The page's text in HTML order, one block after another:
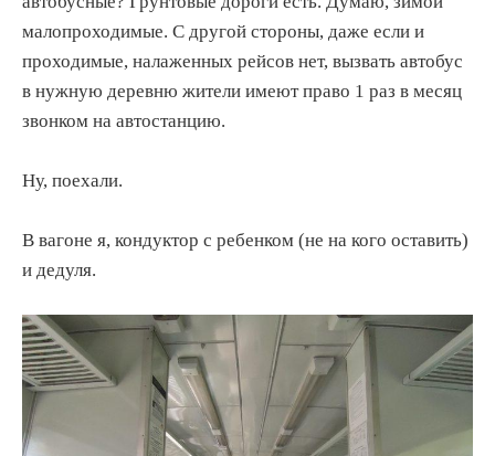
малопроходимые. С другой стороны, даже если и
проходимые, налаженных рейсов нет, вызвать автобус
в нужную деревню жители имеют право 1 раз в месяц
звонком на автостанцию.
Ну, поехали.
В вагоне я, кондуктор с ребенком (не на кого оставить)
и дедуля.